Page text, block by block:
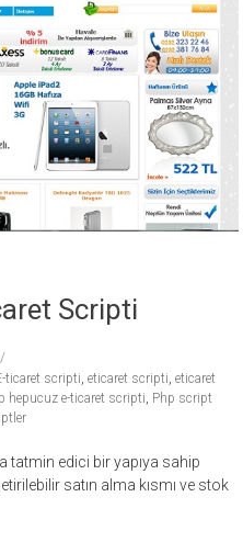
Scripti
ticaret scripti,eticaret scripti,eticaret
hepucuz e-ticaret scripti, Php script
tatmin edici bir yapıya sahip
satın alma kısmı ve stok